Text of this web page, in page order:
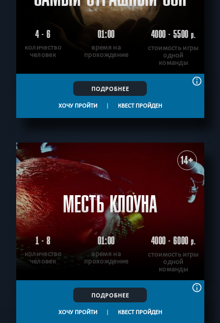
4 - 6
количество
человек
01:00
время на
прохождение
4000 - 5500р.
стоимость игры
одной
команды
ПОДРОБНЕЕ
ХОЧУ ПРОЙТИ | КВЕСТ ПРОЙДЕН
14+
МЕСТЬ КЛОУНА
1 - 8
количество
человек
01:00
время на
прохождение
4000 - 6000р.
стоимость игры
одной
команды
ПОДРОБНЕЕ
ХОЧУ ПРОЙТИ | КВЕСТ ПРОЙДЕН